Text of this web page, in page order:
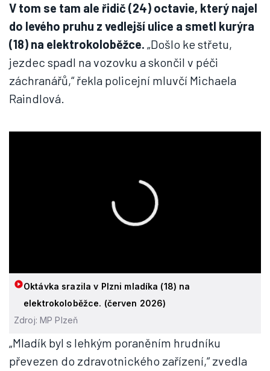
V tom se tam ale řidič (24) octavie, který najel
do levého pruhu z vedlejší ulice a smetl kurýra
(18) na elektrokoloběžce. „Došlo ke střetu,
jezdec spadl na vozovku a skončil v péči
záchranářů,“ řekla policejní mluvčí Michaela
Raindlová.
Oktávka srazila v Plzni mladíka (18) na
elektrokoloběžce. (červen 2026)
Zdroj: MP Plzeň
„Mladík byl s lehkým poraněním hrudníku
převezen do zdravotnického zařízení,“ zvedla